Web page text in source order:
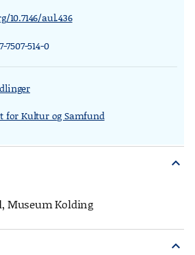
aul.436
7507-514-0
for Kultur og Samfund
expand_more
, Museum Kolding
expand_more